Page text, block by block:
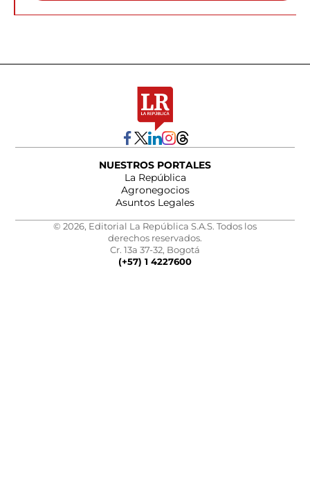
NUESTROS PORTALES
La República
Agronegocios
Asuntos Legales
© 2026, Editorial La República S.A.S. Todos los
derechos reservados.
Cr. 13a 37-32, Bogotá
(+57) 1 4227600